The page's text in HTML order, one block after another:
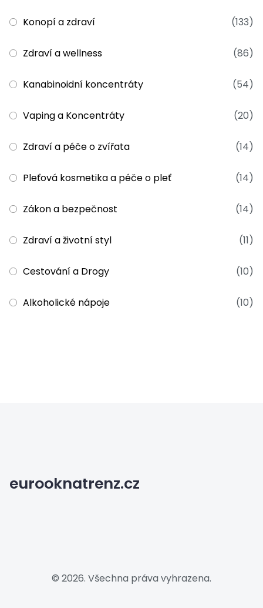
Konopí a zdraví (133)
Zdraví a wellness (86)
Kanabinoidní koncentráty (54)
Vaping a Koncentráty (20)
Zdraví a péče o zvířata (14)
Pleťová kosmetika a péče o pleť (14)
Zákon a bezpečnost (14)
Zdraví a životní styl (11)
Cestování a Drogy (10)
Alkoholické nápoje (10)
eurooknatrenz.cz
© 2026. Všechna práva vyhrazena.